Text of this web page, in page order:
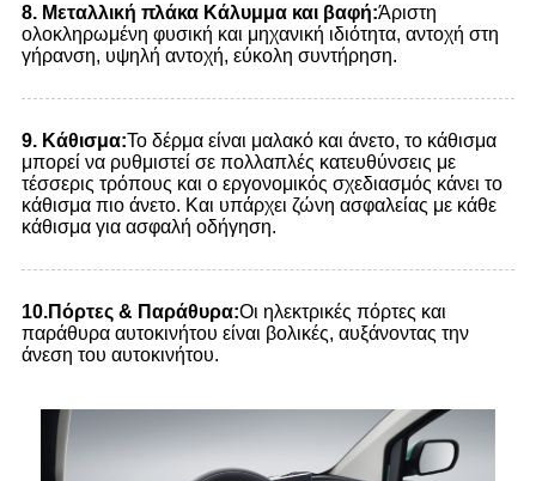
8. Μεταλλική πλάκα Κάλυμμα και βαφή:Άριστη
ολοκληρωμένη φυσική και μηχανική ιδιότητα, αντοχή στη
γήρανση, υψηλή αντοχή, εύκολη συντήρηση.
9. Κάθισμα:Το δέρμα είναι μαλακό και άνετο, το κάθισμα
μπορεί να ρυθμιστεί σε πολλαπλές κατευθύνσεις με
τέσσερις τρόπους και ο εργονομικός σχεδιασμός κάνει το
κάθισμα πιο άνετο. Και υπάρχει ζώνη ασφαλείας με κάθε
κάθισμα για ασφαλή οδήγηση.
10.Πόρτες & Παράθυρα:Οι ηλεκτρικές πόρτες και
παράθυρα αυτοκινήτου είναι βολικές, αυξάνοντας την
άνεση του αυτοκινήτου.